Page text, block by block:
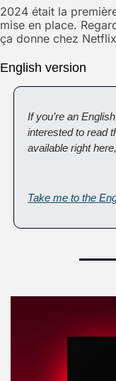
2024 était la
mise en place.
ça donne chez
English version
If you’re an
interested to read
available right
Take me to the